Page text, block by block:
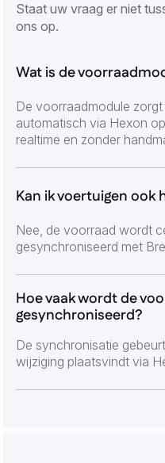
Staat uw vraag er niet
ons op.
Wat is de
De voorraadmodule
automatisch via Hexon
realtime en zonder
Kan ik voertuigen ook
Nee, de voorraad wordt
gesynchroniseerd met
Hoe vaak wordt de
gesynchroniseerd?
De synchronisatie
wijziging plaatsvindt via